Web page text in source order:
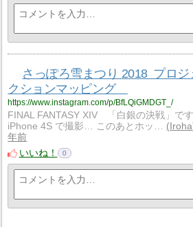
さっぽろ雪まつり 2018 プロジ
クションマッピング
https://www.instagram.com/p/BfLQiGMDGT_/
FINAL FANTASY XIV 「白銀の決戦」です
iPhone 4S で撮影… このあとホッ…
Iroha
年前
いいね！
0